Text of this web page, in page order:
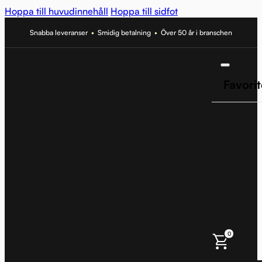
Hoppa till huvudinnehåll Hoppa till sidfot
Snabba leveranser • Smidig betalning • Över 50 år i branschen
0